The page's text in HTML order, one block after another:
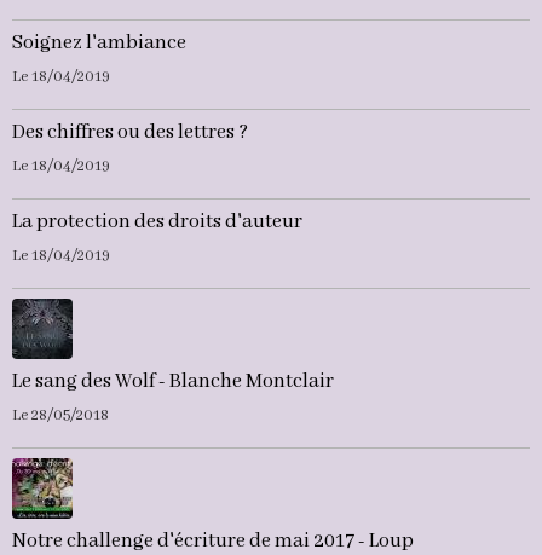
Soignez l'ambiance
Le 18/04/2019
Des chiffres ou des lettres ?
Le 18/04/2019
La protection des droits d'auteur
Le 18/04/2019
Le sang des Wolf - Blanche Montclair
Le 28/05/2018
Notre challenge d'écriture de mai 2017 - Loup